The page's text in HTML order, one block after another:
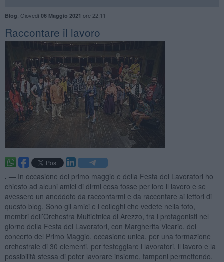
Blog Giovedì 06 Maggio 2021 ore 22:11
​Raccontare il lavoro
. — In occasione del primo maggio e della Festa dei Lavoratori ho
chiesto ad alcuni amici di dirmi cosa fosse per loro il lavoro e se
avessero un aneddoto da raccontarmi e da raccontare ai lettori di
questo blog. Sono gli amici e i colleghi che vedete nella foto,
membri dell’Orchestra Multietnica di Arezzo, tra i protagonisti nel
giorno della Festa dei Lavoratori, con Margherita Vicario, del
concerto del Primo Maggio, occasione unica, per una formazione
orchestrale di 30 elementi, per festeggiare i lavoratori, il lavoro e la
possibilità stessa di poter lavorare insieme, tamponi permettendo.